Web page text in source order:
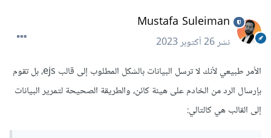
Mustafa Suleiman
نشر26 أكتوبر 2023
الأمر طبيعي لأنك لا ترسل البيانات بالشكل المطلوب إلى قالب ejs، بل تقوم
بإرسال الرد من الخادم على هيئة كائن، والطريقة الصحيحة لتمرير البيانات
إلى القالب هي كالتالي: